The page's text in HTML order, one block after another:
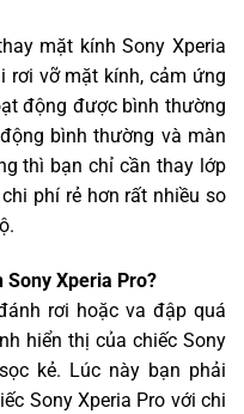
mặt kính Sony Xperia
rơi vỡ mặt kính, cảm ứng
động được bình thường
bình thường và màn
thì bạn chỉ cần thay lớp
phí rẻ hơn rất nhiều so
Sony Xperia Pro?
rơi hoặc va đập quá
hiển thị của chiếc Sony
kẻ. Lúc này bạn phải
Sony Xperia Pro với chi